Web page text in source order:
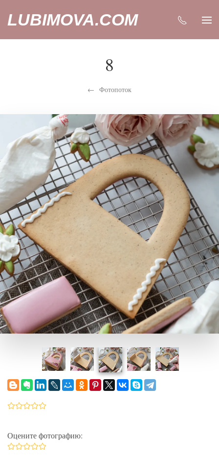
LUBIMOVA.COM
8
Фотопоток
Оцените фотографию: